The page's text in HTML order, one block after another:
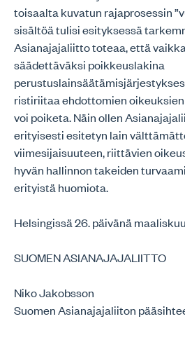
toisaalta kuvatun rajaprosessin
sisältöä tulisi esityksessä
Asianajajaliitto toteaa, että
säädettäväksi poikkeuslakina
ristiriitaa ehdottomien
voi poiketa. Näin ollen
erityisesti esitetyn lain
viimesijaisuuteen, riittävien
hyvän hallinnon takeiden
erityistä huomiota.
Helsingissä 26. päivänä
SUOMEN ASIANAJAJALIITTO
Niko Jakobsson
Suomen Asianajajaliiton